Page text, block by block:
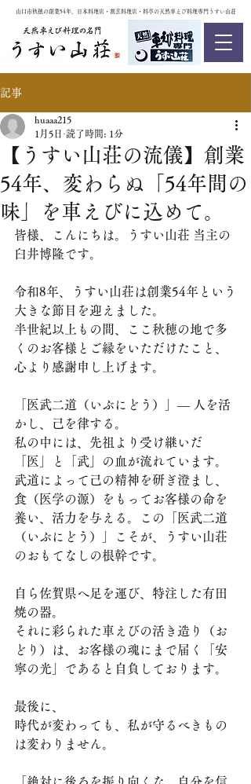
山口市秋穂の創業54年、日本料理店・割烹料理店・料亭の天然車えび料理専門うすい山荘
記事
【うすい山荘の流儀】創業
54年、変わらぬ「54年間の
味」を車えびに込めて。
huaaa215
1月5日 読了時間: 1分
皆様、こんにちは。うすい山荘 当主の
臼井博隆です。
令和8年、うすい山荘は創業54年という
大きな節目を迎えました。
半世紀以上もの間、ここ秋穂の地で多
くのお客様とご縁をいただけたこと、
心より感謝申し上げます。
「医武二道（いぶにどう）」— 人を活
かし、己を律する。
私の中には、先祖より受け継いだ
「医」と「武」の血が流れています。
武道によって己の精神を研ぎ澄まし、
食（医学の源）をもってお客様の命を
養い、活力を与える。この「医武二道
（いぶにどう）」こそが、うすい山荘
のおもてなしの根幹です。
自ら佐賀県へ足を運び、特注した有田
焼の器。
それに彩られた車えびの活き造り（お
どり）は、お客様の魂にまで届く「安
寧の光」であると自負しております。
最後に、
時代が変わっても、私が守るべきもの
は変わりません。